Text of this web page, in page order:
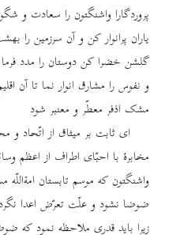
پروردگارا واشنگتون را سعادت و
یاران پرانوار کن و آن سرزمین را
گلشن خضرا کن دوستان را مدد
و نفوس را مشارق انوار نما تا آن
مشک اذفر معطّر و معنبر شود
ای ثابت بر میثاق از
مخابرۀ با احبّای اطراف از اعظم
واشنگتون که موسم تابستان
ضوضا نشود و علّت تعرّض اعدا
زیرا باید قدری ملاحظه نمود که